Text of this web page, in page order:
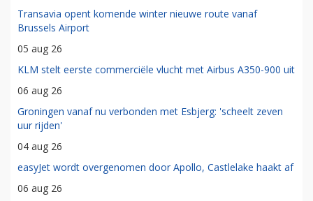
Transavia opent komende winter nieuwe route vanaf
Brussels Airport
05 aug 26
KLM stelt eerste commerciële vlucht met Airbus A350-900 uit
06 aug 26
Groningen vanaf nu verbonden met Esbjerg: 'scheelt zeven
uur rijden'
04 aug 26
easyJet wordt overgenomen door Apollo, Castlelake haakt af
06 aug 26